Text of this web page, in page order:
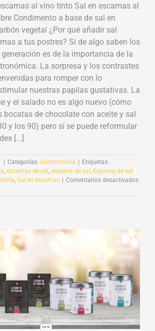
al vino tinto Sal en escamas al
Condimento a base de sal en
vegetal ¿Por qué añadir sal
a tus postres? Si de algo saben los
es de la importancia de la
La sorpresa y los contrastes
para romper con lo
nuestras papilas gustativas. La
y el salado no es algo nuevo (cómo
bocatas de chocolate con aceite y sal
y los 90) pero sí se puede reformular
[...]
| Categorías: Gastronomía | Etiquetas:
escamas de sal espuma de sal Espuma de sal
Sal en escamas | Comentarios desactivadosen
ideal